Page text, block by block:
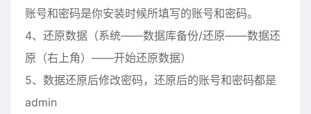
账号和密码是你安装时候所填写的账号和密码。
4、还原数据（系统——数据库备份/还原——数据还
原（右上角）——开始还原数据）
5、数据还原后修改密码，还原后的账号和密码都是
admin